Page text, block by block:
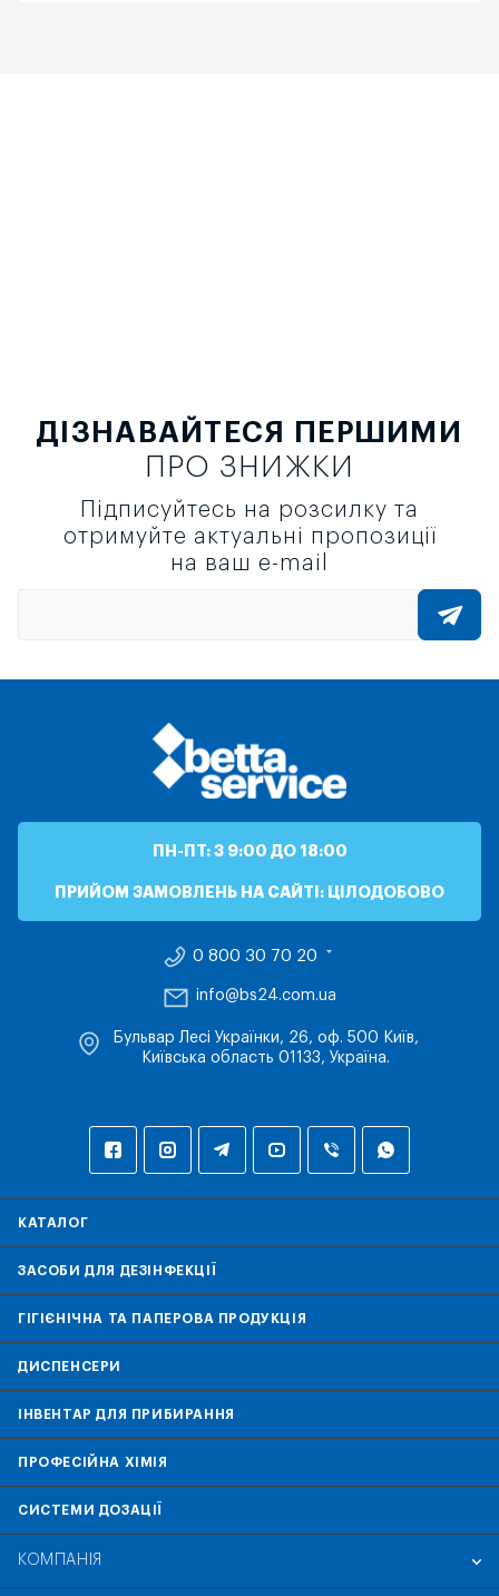
ДІЗНАВАЙТЕСЯ ПЕРШИМИ
ПРО ЗНИЖКИ
Підписуйтесь на розсилку та
отримуйте актуальні пропозиції
на ваш e-mail
ПН-ПТ: З 9:00 ДО 18:00
ПРИЙОМ ЗАМОВЛЕНЬ НА САЙТІ: ЦІЛОДОБОВО
0 800 30 70 20
info@bs24.com.ua
Бульвар Лесі Українки, 26, оф. 500 Київ,
Київська область 01133, Україна.
КАТАЛОГ
ЗАСОБИ ДЛЯ ДЕЗІНФЕКЦІЇ
ГІГІЄНІЧНА ТА ПАПЕРОВА ПРОДУКЦІЯ
ДИСПЕНСЕРИ
ІНВЕНТАР ДЛЯ ПРИБИРАННЯ
ПРОФЕСІЙНА ХІМІЯ
СИСТЕМИ ДОЗАЦІЇ
КОМПАНІЯ